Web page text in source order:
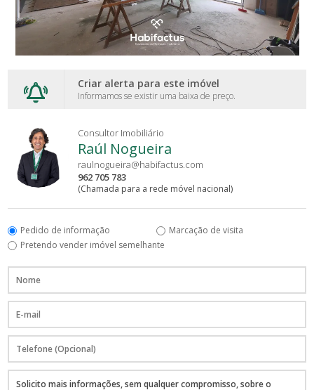
Criar alerta para este imóvel
Informamos se existir uma baixa de preço.
Consultor Imobiliário
Raúl Nogueira
raulnogueira@habifactus.com
962 705 783
(Chamada para a rede móvel nacional)
Pedido de informação
Marcação de visita
Pretendo vender imóvel semelhante